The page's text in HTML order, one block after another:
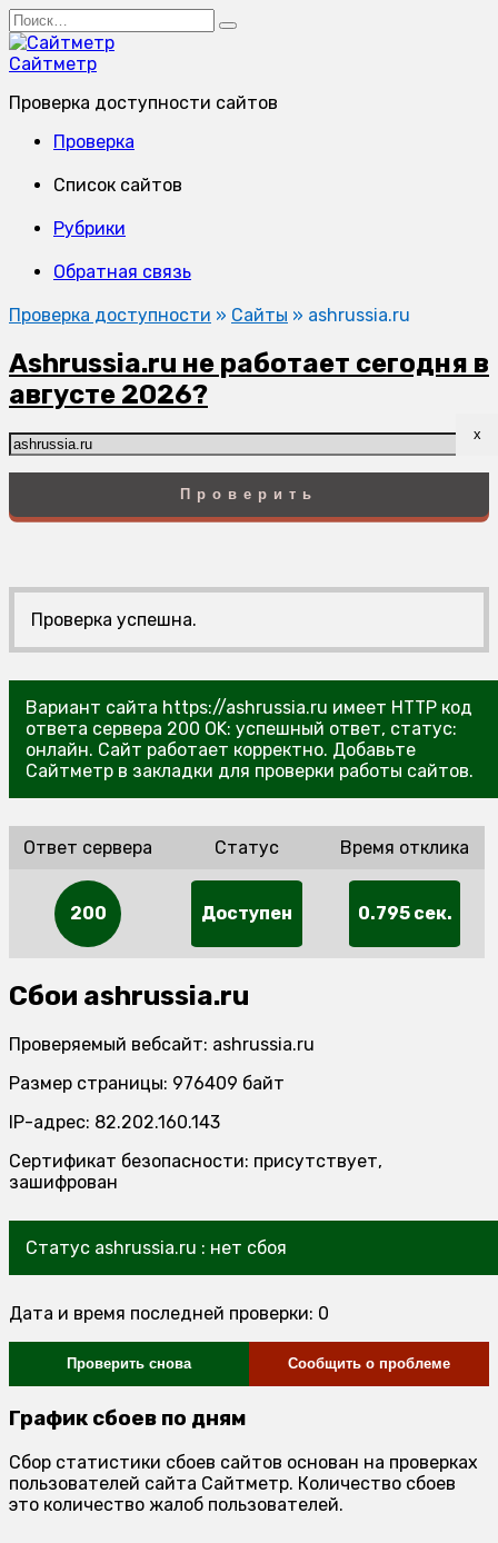
Перейти
к
содержанию
Search
for:
Сайтметр
Проверка доступности сайтов
Проверка
Список сайтов
Рубрики
Обратная связь
Проверка доступности » Сайты » ashrussia.ru
Ashrussia.ru не работает сегодня в
августе 2026?
x
Проверить
Проверка успешна.
Вариант сайта https://ashrussia.ru имеет HTTP код
ответа сервера 200 OK: успешный ответ, статус:
онлайн. Сайт работает корректно. Добавьте
Сайтметр в закладки для проверки работы сайтов.
Ответ сервера
200
Статус
Доступен
Время отклика
0.795 сек.
Сбои ashrussia.ru
Проверяемый вебсайт: ashrussia.ru
Размер страницы: 976409 байт
IP-адрес: 82.202.160.143
Сертификат безопасности: присутствует,
зашифрован
Статус ashrussia.ru : нет сбоя
Дата и время последней проверки: 0
Проверить снова Сообщить о проблеме
График сбоев по дням
Сбор статистики сбоев сайтов основан на проверках
пользователей сайта Сайтметр. Количество сбоев
это количество жалоб пользователей.